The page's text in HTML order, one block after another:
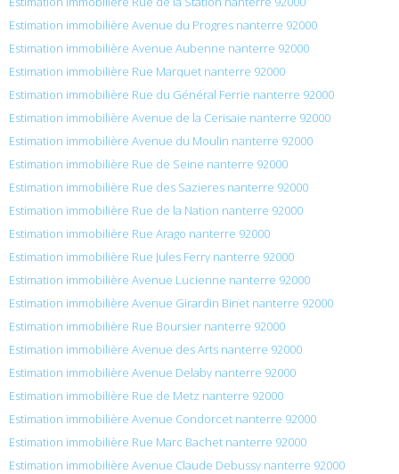
Estimation immobilière Avenue du Progres nanterre 92000
Estimation immobilière Avenue Aubenne nanterre 92000
Estimation immobilière Rue Marquet nanterre 92000
Estimation immobilière Rue du Général Ferrie nanterre 92000
Estimation immobilière Avenue de la Cerisaie nanterre 92000
Estimation immobilière Avenue du Moulin nanterre 92000
Estimation immobilière Rue de Seine nanterre 92000
Estimation immobilière Rue des Sazieres nanterre 92000
Estimation immobilière Rue de la Nation nanterre 92000
Estimation immobilière Rue Arago nanterre 92000
Estimation immobilière Rue Jules Ferry nanterre 92000
Estimation immobilière Avenue Lucienne nanterre 92000
Estimation immobilière Avenue Girardin Binet nanterre 92000
Estimation immobilière Rue Boursier nanterre 92000
Estimation immobilière Avenue des Arts nanterre 92000
Estimation immobilière Avenue Delaby nanterre 92000
Estimation immobilière Rue de Metz nanterre 92000
Estimation immobilière Avenue Condorcet nanterre 92000
Estimation immobilière Rue Marc Bachet nanterre 92000
Estimation immobilière Avenue Claude Debussy nanterre 92000